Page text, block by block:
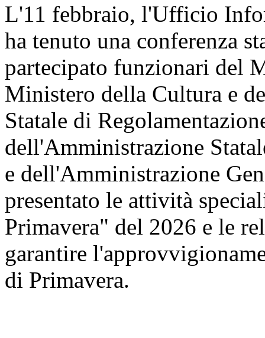
L'11 febbraio, l'Ufficio
ha tenuto una conferenza
partecipato funzionari del
Ministero della Cultura e
Statale di
dell'Amministrazione
e dell'Amministrazione
presentato le attività
Primavera" del 2026 e le
garantire
di Primavera.